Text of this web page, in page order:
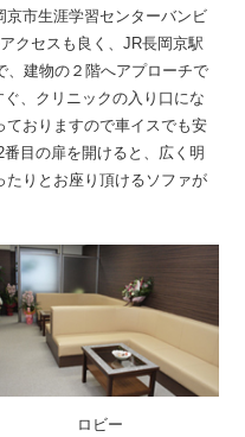
市生涯学習センターバンビ
クセスも良く、JR長岡京駅
、建物の２階へアプローチで
、クリニックの入り口にな
ておりますので車イスでも安
目の扉を開けると、広く明
たりとお座り頂けるソファが
ロビー